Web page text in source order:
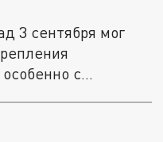
3 сентября мог
с...